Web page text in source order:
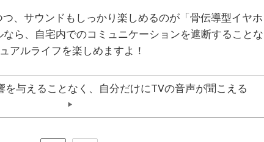
、サウンドもしっかり楽しめるのが「骨伝導型イヤホ
ら、自宅内でのコミュニケーションを遮断することな
アルライフを楽しめますよ！
を与えることなく、自分だけにTVの音声が聞こえる
▶